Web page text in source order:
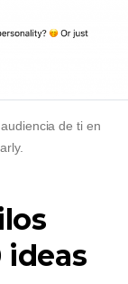
de ti en
ideas